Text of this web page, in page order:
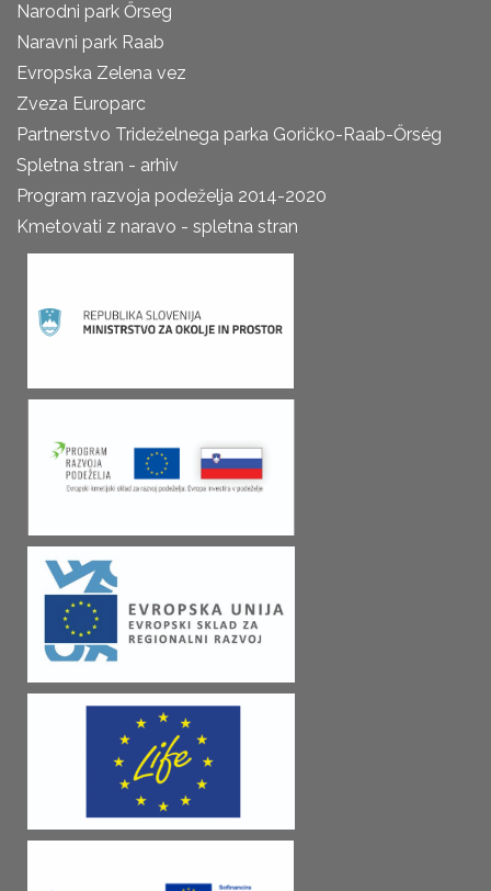
Narodni park Őrseg
Naravni park Raab
Evropska Zelena vez
Zveza Europarc
Partnerstvo Trideželnega parka Goričko-Raab-Őrség
Spletna stran - arhiv
Program razvoja podeželja 2014-2020
Kmetovati z naravo - spletna stran